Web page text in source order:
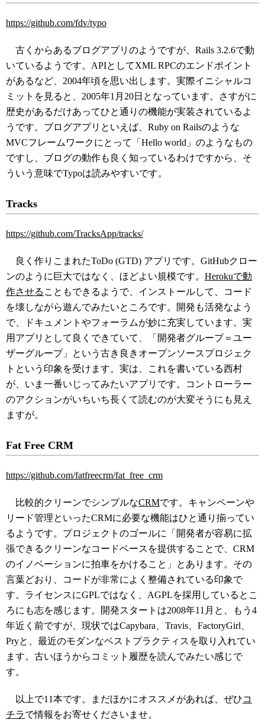
https://github.com/fdv/typo
古くからあるブログアプリのようですが、Rails 3.2.6で動
いているようです。APIとしてXML RPCのエンドポイント
があるなど、2004年頃を思い出します。実際イニシャルコ
ミットを見ると、2005年1月20日となっています。さすがに
歴史があるだけあってひと通りの機能が実装されているよ
うです。ブログアプリといえば、Ruby on Railsのような
MVCフレームワークにとって「Hello world」のようなもの
ですし、ブログの動作も良く知っているわけですから、そ
ういう意味でTypoは読みやすいです。
Tracks
https://github.com/TracksApp/tracks/
良く作りこまれたToDo (GTD) アプリです。GitHubクロー
ンのように巨大ではなく、ほどよい規模です。 Herokuで動
作させる こともできるようで、インストールして、コード
を壊しながら遊んでみたいところです。開発も活発なよう
で、ドキュメントやフォーラムが妙に充実しています。実
用アプリとして良くできていて、「開発者グループ＝ユー
ザーグループ」という古き良きオープンソースプロジェク
トという印象を受けます。実は、これを書いている西村
が、いま一番いじってみたいアプリです。コントローラー
のアクションがいちいち長くて読むのが大変そうにも見え
ますが。
Fat Free CRM
https://github.com/fatfreecrm/fat_free_crm
比較的クリーンでシンプルなCRMです。キャンペーンや
リード管理といったCRMに必要な機能はひと通り揃ってい
るようです。プロジェクトのゴールに「開発者が容易に拡
張できるクリーンなコードベースを提供することで、CRM
のイノベーションに拍車をかけること」とあります。その
言葉どおり、コードが非常によく整備されている印象で
す。ライセンスにGPLではなく、AGPLを採用しているとこ
ろにも志を感じます。開発スタートは2008年11月と、もう4
年近く前ですが、現状ではCapybara、Travis、FactoryGirl、
Pryと、最近のモダンなベストプラクティスを取り入れてい
ます。古いほうからコミット履歴を読んでみたい感じで
す。
以上で11本です。まだほかにオススメがあれば、ぜひコ
チラで情報をお寄せくださいませ。